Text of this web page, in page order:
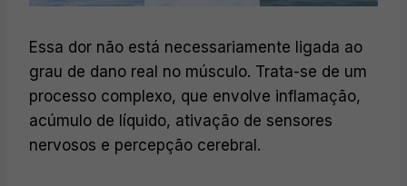
Essa dor não está necessariamente ligada ao
grau de dano real no músculo. Trata-se de um
processo complexo, que envolve inflamação,
acúmulo de líquido, ativação de sensores
nervosos e percepção cerebral.